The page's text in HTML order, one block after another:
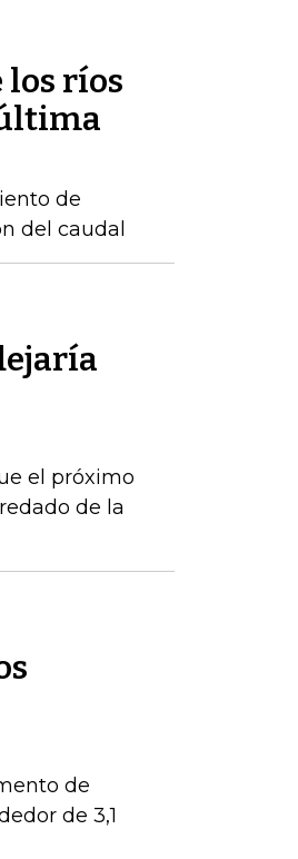
los ríos
de
del caudal
el próximo
de la
de
de 3,1